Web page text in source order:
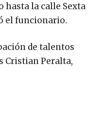
hasta la calle Sexta
el funcionario.
de talentos
Cristian Peralta,